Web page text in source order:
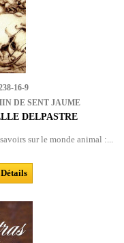
16-9
DE SENT JAUME
DELPASTRE
sur le monde animal :...
Détails